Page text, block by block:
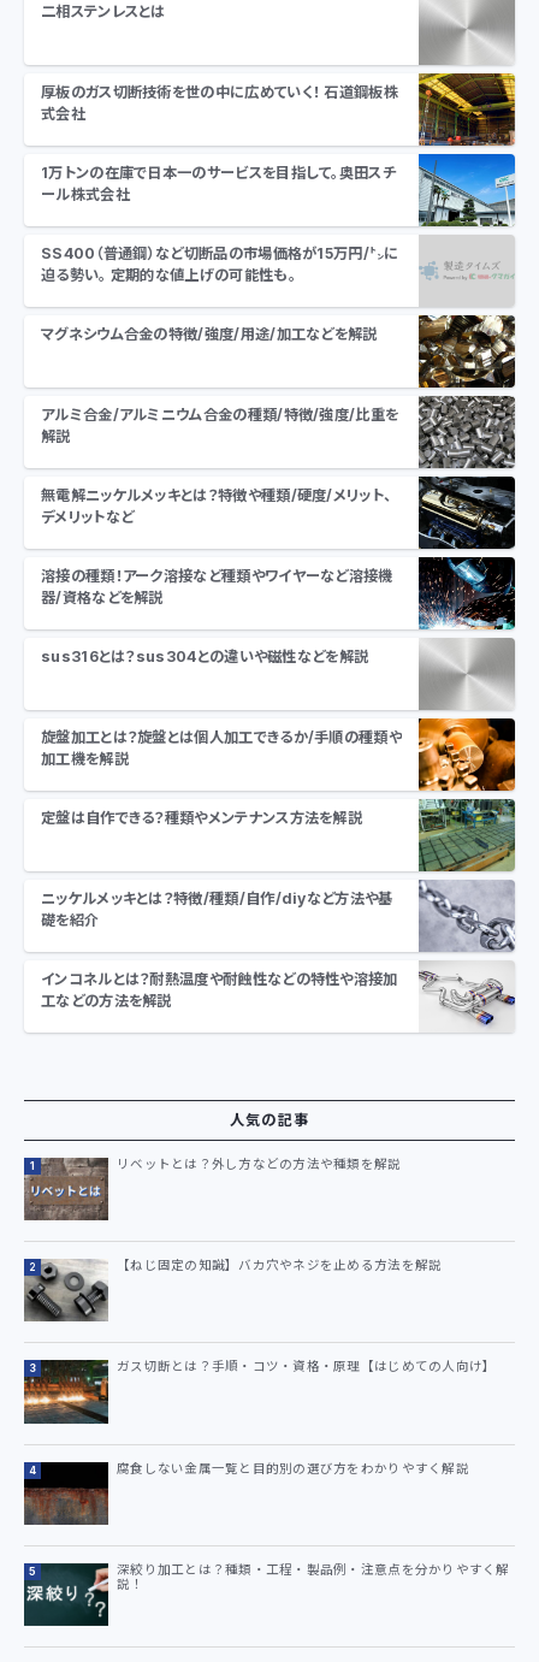
二相ステンレスとは
厚板のガス切断技術を世の中に広めていく！ 石道鋼板株
式会社
1万トンの在庫で日本一のサービスを目指して。奥田スチ
ール株式会社
SS400（普通鋼）など切断品の市場価格が15万円/㌧に
迫る勢い。 定期的な値上げの可能性も。
マグネシウム合金の特徴/強度/用途/加工などを解説
アルミ合金/アルミニウム合金の種類/特徴/強度/比重を
解説
無電解ニッケルメッキとは？特徴や種類/硬度/メリット、
デメリットなど
溶接の種類！アーク溶接など種類やワイヤーなど溶接機
器/資格などを解説
sus316とは？sus304との違いや磁性などを解説
旋盤加工とは？旋盤とは個人加工できるか/手順の種類や
加工機を解説
定盤は自作できる？種類やメンテナンス方法を解説
ニッケルメッキとは？特徴/種類/自作/diyなど方法や基
礎を紹介
インコネルとは？耐熱温度や耐蝕性などの特性や溶接加
工などの方法を解説
人気の記事
リベットとは？外し方などの方法や種類を解説
【ねじ固定の知識】バカ穴やネジを止める方法を解説
ガス切断とは？手順・コツ・資格・原理【はじめての人向け】
腐食しない金属一覧と目的別の選び方をわかりやすく解説
深絞り加工とは？種類・工程・製品例・注意点を分かりやすく解
説！